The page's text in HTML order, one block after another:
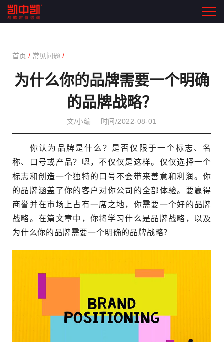
首页 / 常见问题 /
为什么你的品牌需要一个明确
的品牌战略？
文/小编 时间/2022-08-01
你认为品牌是什么？是否仅限于一个标志、名
称、口号或产品？嗯，不仅仅是这样。仅仅选择一个
标志和创造一个独特的口号不会带来善意和利润。你
的品牌涵盖了你的客户对你公司的全部体验。要赢得
商誉并在市场上占有一席之地，你需要一个好的品牌
战略。在篇文章中，你将学习什么是品牌战略，以及
为什么你的品牌需要一个明确的品牌战略？